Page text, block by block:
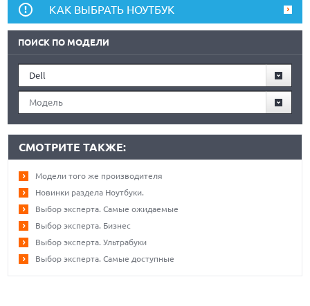
КАК ВЫБРАТЬ НОУТБУК
ПОИСК ПО МОДЕЛИ
Dell
Модель
СМОТРИТЕ ТАКЖЕ:
Модели того же производителя
Новинки раздела Ноутбуки.
Выбор эксперта. Самые ожидаемые
Выбор эксперта. Бизнес
Выбор эксперта. Ультрабуки
Выбор эксперта. Самые доступные